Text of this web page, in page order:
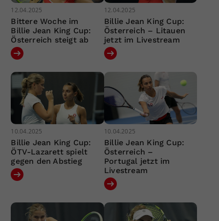
12.04.2025
Bittere Woche im
Billie Jean King Cup:
Österreich steigt ab
12.04.2025
Billie Jean King Cup:
Österreich – Litauen
jetzt im Livestream
10.04.2025
Billie Jean King Cup:
ÖTV-Lazarett spielt
gegen den Abstieg
10.04.2025
Billie Jean King Cup:
Österreich –
Portugal jetzt im
Livestream